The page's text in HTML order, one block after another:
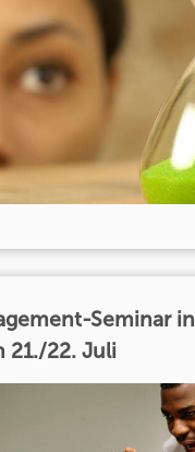
Seminar in
21./22. Juli